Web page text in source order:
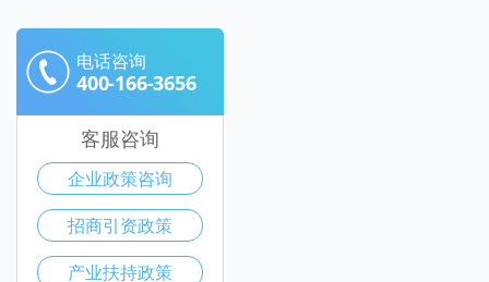
电话咨询
400-166-3656
客服咨询
企业政策咨询
招商引资政策
产业扶持政策